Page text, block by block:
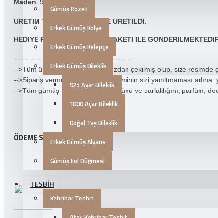
Gümüş Rozet
Erkek Gümüş Kolye
Erkek Gümüş Kelepçe
Erkek Gümüş Bileklik
925 Ayar Bileklik
1000 Ayar Bileklik
Doğal Taş Bileklik
Erkek Gümüş Alyans
Gümüş Kol Düğmesi
TESBİH
Kehribar Tesbih
Maden: 925 Ayar Gümüş
ÜRETIM TIPI : EL IŞÇILIĞI ILE ÜRETILDI.
HEDIYE PAKETI : ŞIK HEDIYE PAKETI ILE
-------------------------------------------------
-->Tüm ürün fotoğrafları tarafımızdan çekilmiş olup, size resimde
-->Sipariş vermeden önce ürün resminin sizi yanıltmaması adına
-->Tüm gümüş takı ürünlerinin ömrünü ve parlaklığını; parfüm,
ÖDEME SEÇENEKLERI